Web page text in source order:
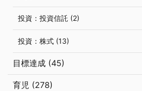
投資：投資信託 (2)
投資：株式 (13)
目標達成 (45)
育児 (278)